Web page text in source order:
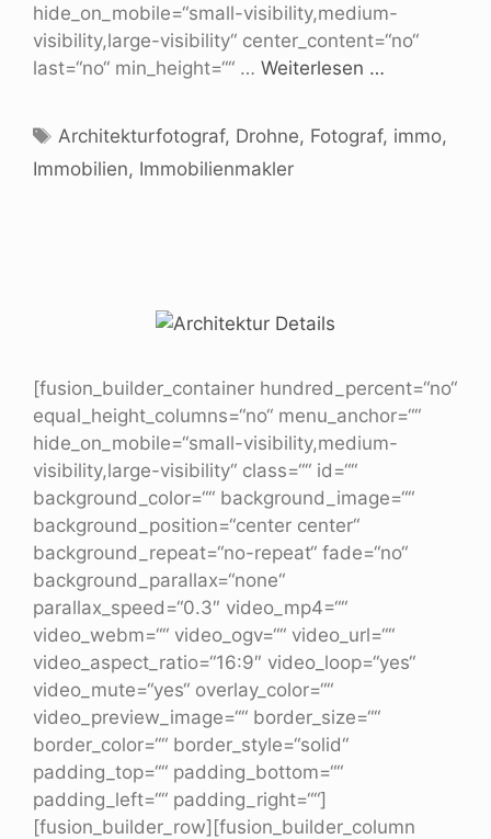
hide_on_mobile=“small-visibility,medium-
visibility,large-visibility“ center_content=“no“
last=“no“ min_height=““ … Weiterlesen …
Architekturfotograf, Drohne, Fotograf, immo,
Immobilien, Immobilienmakler
[fusion_builder_container hundred_percent=“no“
equal_height_columns=“no“ menu_anchor=““
hide_on_mobile=“small-visibility,medium-
visibility,large-visibility“ class=““ id=““
background_color=““ background_image=““
background_position=“center center“
background_repeat=“no-repeat“ fade=“no“
background_parallax=“none“
parallax_speed=“0.3″ video_mp4=““
video_webm=““ video_ogv=““ video_url=““
video_aspect_ratio=“16:9″ video_loop=“yes“
video_mute=“yes“ overlay_color=““
video_preview_image=““ border_size=““
border_color=““ border_style=“solid“
padding_top=““ padding_bottom=““
padding_left=““ padding_right=““]
[fusion_builder_row][fusion_builder_column